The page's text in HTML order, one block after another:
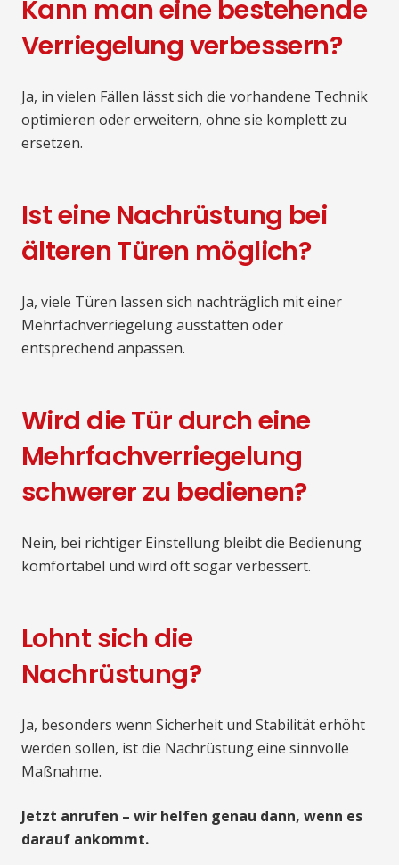
Kann man eine bestehende
Verriegelung verbessern?
Ja, in vielen Fällen lässt sich die vorhandene Technik
optimieren oder erweitern, ohne sie komplett zu
ersetzen.
Ist eine Nachrüstung bei
älteren Türen möglich?
Ja, viele Türen lassen sich nachträglich mit einer
Mehrfachverriegelung ausstatten oder
entsprechend anpassen.
Wird die Tür durch eine
Mehrfachverriegelung
schwerer zu bedienen?
Nein, bei richtiger Einstellung bleibt die Bedienung
komfortabel und wird oft sogar verbessert.
Lohnt sich die
Nachrüstung?
Ja, besonders wenn Sicherheit und Stabilität erhöht
werden sollen, ist die Nachrüstung eine sinnvolle
Maßnahme.
Jetzt anrufen – wir helfen genau dann, wenn es
darauf ankommt.